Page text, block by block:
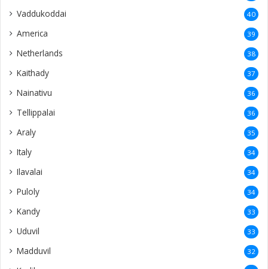
Vaddukoddai 40
America 39
Netherlands 38
Kaithady 37
Nainativu 36
Tellippalai 36
Araly 35
Italy 34
Ilavalai 34
Puloly 34
Kandy 33
Uduvil 33
Madduvil 32